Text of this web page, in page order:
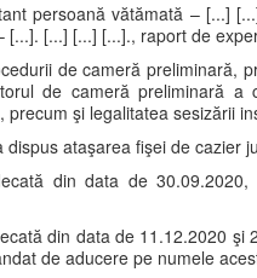
persoană vătămată – [...]
[...]. [...] [...] [...]., raport de
de cameră preliminară,
de cameră preliminară
şi legalitatea sesizării
dispus ataşarea fişei de cazier
din data de
din data de 11.12.2020
de aducere pe numele